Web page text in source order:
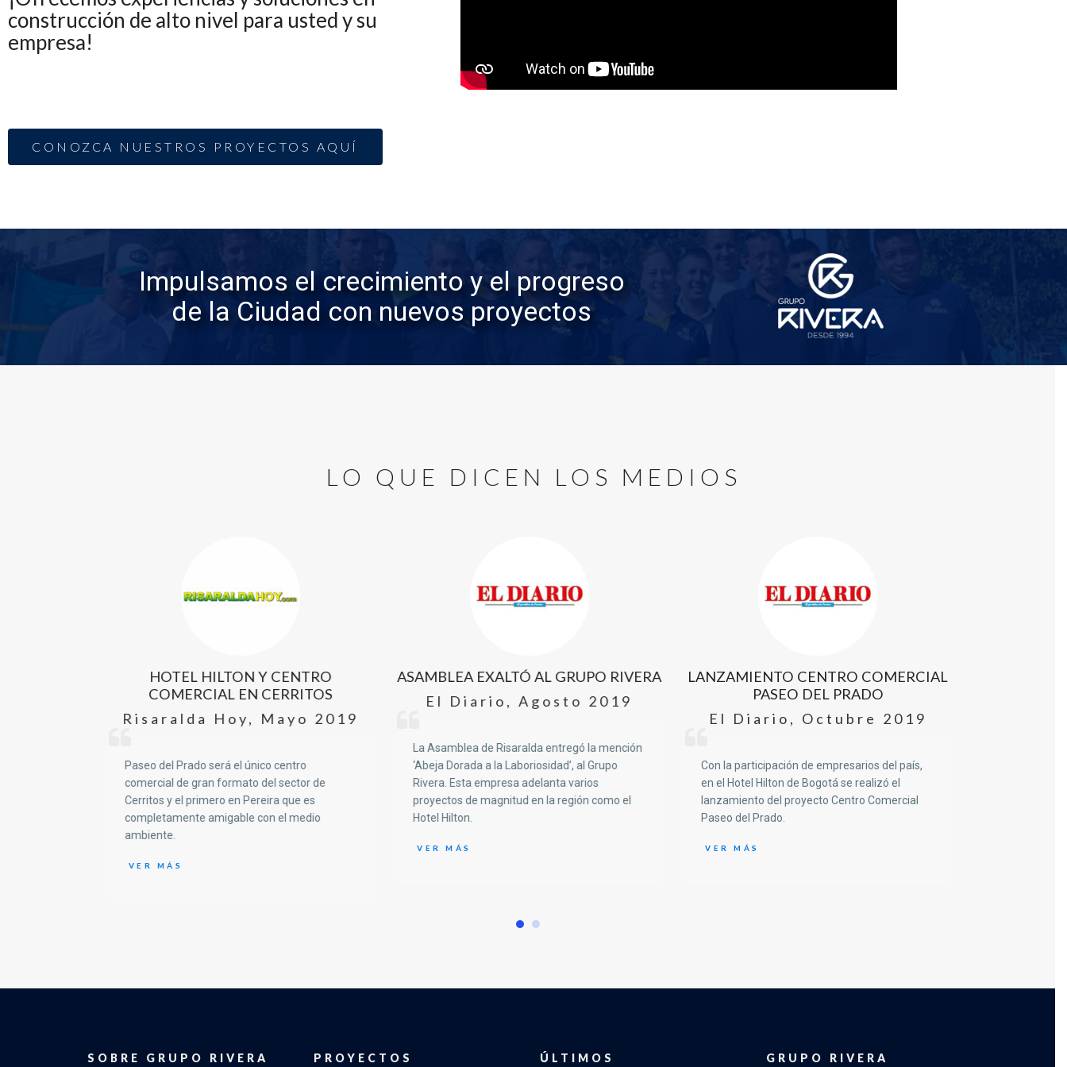
construcción de alto nivel para usted y su
empresa!
CONOZCA NUESTROS PROYECTOS AQUÍ
Impulsamos el crecimiento y el progreso
de la Ciudad con nuevos proyectos
LO QUE DICEN LOS MEDIOS
HOTEL HILTON Y CENTRO
COMERCIAL EN CERRITOS
Risaralda Hoy, Mayo 2019
Paseo del Prado será el único centro
comercial de gran formato del sector de
Cerritos y el primero en Pereira que es
completamente amigable con el medio
ambiente.
VER MÁS
ASAMBLEA EXALTÓ AL GRUPO RIVERA
El Diario , Agosto 2019
La Asamblea de Risaralda entregó la mención
‘Abeja Dorada a la Laboriosidad’, al Grupo
Rivera. Esta empresa adelanta varios
proyectos de magnitud en la región como el
Hotel Hilton.
VER MÁS
LANZAMIENTO CENTRO COMERCIAL
PASEO DEL PRADO
El Diario , Octubre 2019
Con la participación de empresarios del país,
en el Hotel Hilton de Bogotá se realizó el
lanzamiento del proyecto Centro Comercial
Paseo del Prado.
VER MÁS
SOBRE GRUPO RIVERA PROYECTOS ÚLTIMOS GRUPO RIVERA